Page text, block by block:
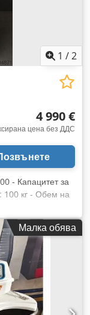
1 /2
4 990 €
цена без ДДС
- Капацитет за
100 кг - Обем на
(Ш x Д x В):
2
един за
и предпазител:
машина,
търсят висока
разходи.
Малка обява